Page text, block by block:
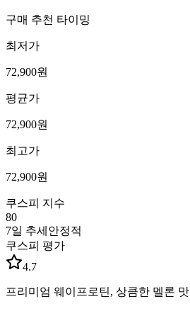
구매 추천 타이밍
최저가
72,900원
평균가
72,900원
최고가
72,900원
쿠스피 지수
80
7일 추세 안정적
쿠스피 평가
4.7
프리미엄 웨이프로틴, 상큼한 멜론 맛